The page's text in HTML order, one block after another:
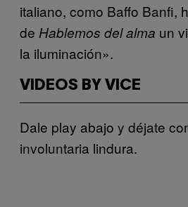
italiano, como Baffo Banfi,
de Hablemos del alma un
la iluminación».
VIDEOS BY VICE
Dale play abajo y déjate
involuntaria lindura.